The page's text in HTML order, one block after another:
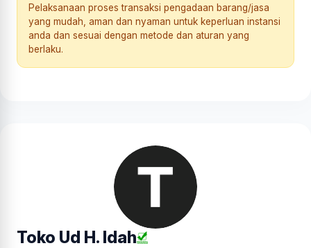
Pelaksanaan proses transaksi pengadaan barang/jasa
yang mudah, aman dan nyaman untuk keperluan instansi
anda dan sesuai dengan metode dan aturan yang
berlaku.
Toko Ud H. Idah